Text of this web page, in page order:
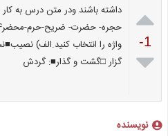

-1

داشته باشند ودر متن درس به
واژه را انتخاب کنید.الف)
گزار □گشت و گذار■: گردش
نویسنده